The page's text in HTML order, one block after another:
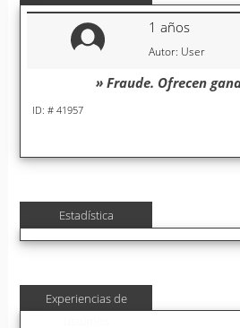
Autor: User
1 años
ID: # 41957
» Fraude. Ofrecen
Estadística
Experiencias de